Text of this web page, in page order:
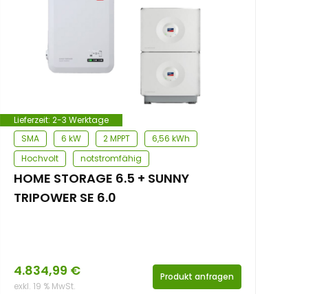
Lieferzeit: 2-3 Werktage
SMA
6 kW 2 MPPT
6,56 kWh
Hochvolt
notstromfähig
HOME STORAGE 6.5 + SUNNY
TRIPOWER SE 6.0
4.834,99 €
exkl. 19 % MwSt.
Produkt anfragen